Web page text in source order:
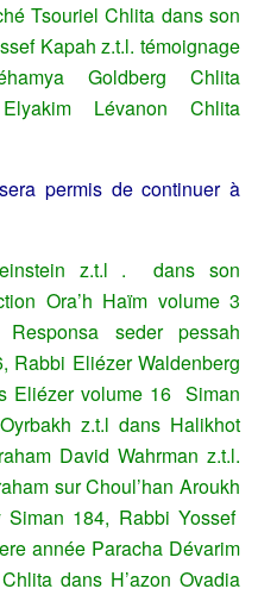
Tsouriel Chlita dans son
Kapah z.t.l. témoignage
Goldberg Chlita
Lévanon Chlita
permis de continuer à
z.t.l . dans son
Ora’h Haïm volume 3
seder pessah
Rabbi Eliézer Waldenberg
Eliézer volume 16 Siman
z.t.l dans Halikhot
David Wahrman z.t.l.
sur Choul’han Aroukh
184, Rabbi Yossef
année Paracha Dévarim
dans H’azon Ovadia